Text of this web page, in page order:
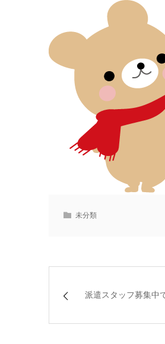
未分類
派遣スタッフ募集中